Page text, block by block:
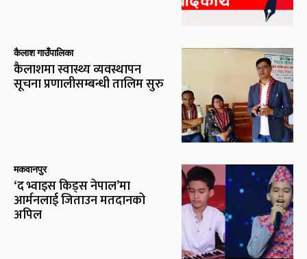
कैलाश गाउँपालिका
कैलाशमा स्वास्थ्य व्यवस्थापन
सूचना प्रणालीसम्बन्धी तालिम सुरु
मकवानपुर
‘द भ्वाइस किड्स नेपाल’मा
आर्मनलाई जिताउन मतदानको
अपिल